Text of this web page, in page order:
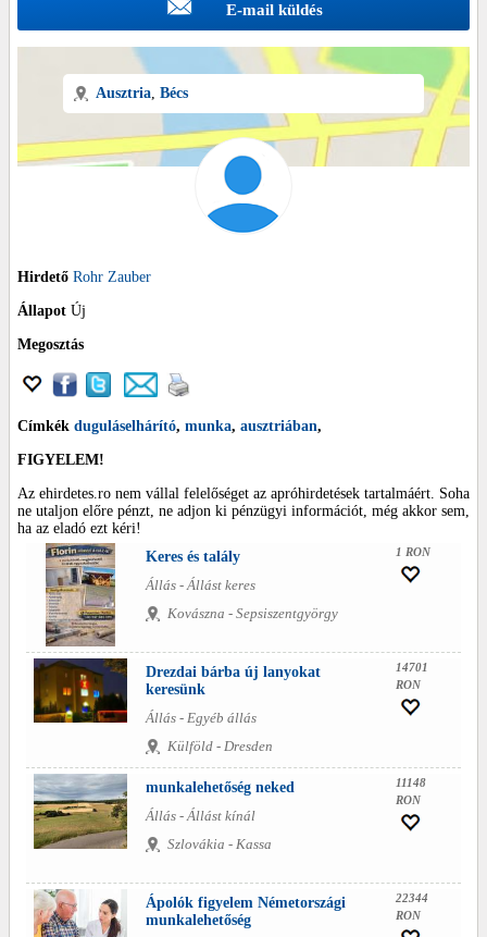
E-mail küldés
Ausztria, Bécs
Hirdető Rohr Zauber
Állapot Új
Megosztás
Címkék duguláselhárító, munka, ausztriában,
FIGYELEM!
Az ehirdetes.ro nem vállal felelőséget az apróhirdetések tartalmáért. Soha
ne utaljon előre pénzt, ne adjon ki pénzügyi információt, még akkor sem,
ha az eladó ezt kéri!
Keres és talály
Állás - Állást keres
Kovászna - Sepsiszentgyörgy
1 RON
Drezdai bárba új lanyokat
keresünk
Állás - Egyéb állás
Külföld - Dresden
14701
RON
munkalehetőség neked
Állás - Állást kínál
Szlovákia - Kassa
11148
RON
Ápolók figyelem Németországi
munkalehetőség
22344
RON